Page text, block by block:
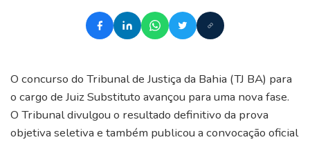
O concurso do Tribunal de Justiça da Bahia (TJ BA) para
o cargo de Juiz Substituto avançou para uma nova fase.
O Tribunal divulgou o resultado definitivo da prova
objetiva seletiva e também publicou a convocação oficial